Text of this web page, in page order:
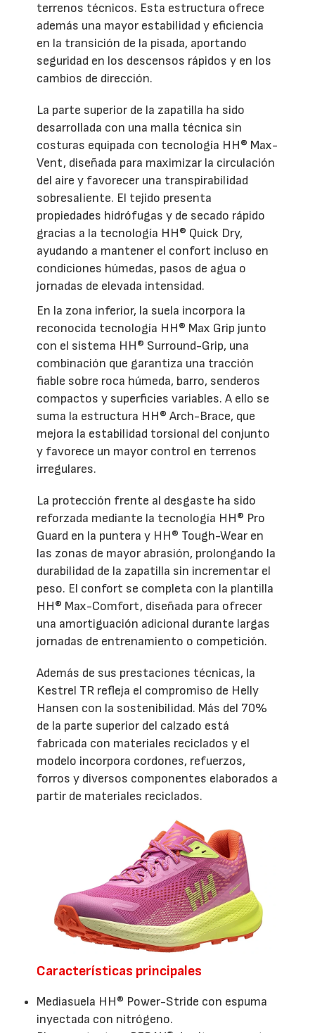
terrenos técnicos. Esta estructura ofrece
además una mayor estabilidad y eficiencia
en la transición de la pisada, aportando
seguridad en los descensos rápidos y en los
cambios de dirección.
La parte superior de la zapatilla ha sido
desarrollada con una malla técnica sin
costuras equipada con tecnología HH® Max-
Vent, diseñada para maximizar la circulación
del aire y favorecer una transpirabilidad
sobresaliente. El tejido presenta
propiedades hidrófugas y de secado rápido
gracias a la tecnología HH® Quick Dry,
ayudando a mantener el confort incluso en
condiciones húmedas, pasos de agua o
jornadas de elevada intensidad.
En la zona inferior, la suela incorpora la
reconocida tecnología HH® Max Grip junto
con el sistema HH® Surround-Grip, una
combinación que garantiza una tracción
fiable sobre roca húmeda, barro, senderos
compactos y superficies variables. A ello se
suma la estructura HH® Arch-Brace, que
mejora la estabilidad torsional del conjunto
y favorece un mayor control en terrenos
irregulares.
La protección frente al desgaste ha sido
reforzada mediante la tecnología HH® Pro
Guard en la puntera y HH® Tough-Wear en
las zonas de mayor abrasión, prolongando la
durabilidad de la zapatilla sin incrementar el
peso. El confort se completa con la plantilla
HH® Max-Comfort, diseñada para ofrecer
una amortiguación adicional durante largas
jornadas de entrenamiento o competición.
Además de sus prestaciones técnicas, la
Kestrel TR refleja el compromiso de Helly
Hansen con la sostenibilidad. Más del 70%
de la parte superior del calzado está
fabricada con materiales reciclados y el
modelo incorpora cordones, refuerzos,
forros y diversos componentes elaborados a
partir de materiales reciclados.
Características principales
Mediasuela HH® Power-Stride con espuma
inyectada con nitrógeno.